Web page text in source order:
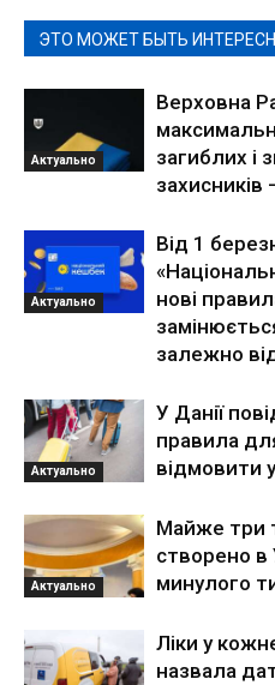
ЭТО МОЖЕТ БЫТЬ
Актуально
Верховна
загиблих і
Актуально
Від 1
нові
залежно
Актуально
У Данії
правила
відмовити
Актуально
Майже три
створено в
минулого
Ліки у
назвала